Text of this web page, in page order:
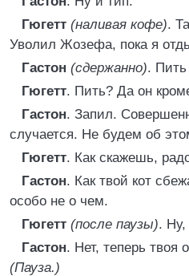
Гюгетт (наливая кофе).
Уволил Жозефа, пока я
Гастон (сдержанно). Пить
Гюгетт. Пить? Да он
Гастон. Запил.
случается. Не будем об
Гюгетт. Как скажешь,
Гастон. Как твой кот
особо не о чем.
Гюгетт (после паузы). Ну,
Гастон. Нет, теперь твоя
(Пауза.)